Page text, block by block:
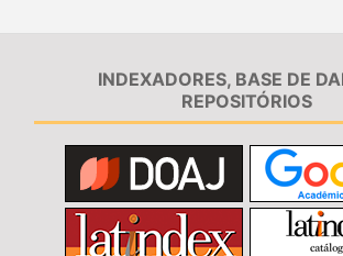
INDEXADORES, BASE DE
REPOSITÓRIOS